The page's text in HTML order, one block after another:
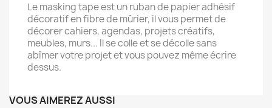
Le masking tape est un ruban de papier adhésif
décoratif en fibre de mûrier, il vous permet de
décorer cahiers, agendas, projets créatifs,
meubles, murs... Il se colle et se décolle sans
abîmer votre projet et vous pouvez même écrire
dessus.
VOUS AIMEREZ AUSSI